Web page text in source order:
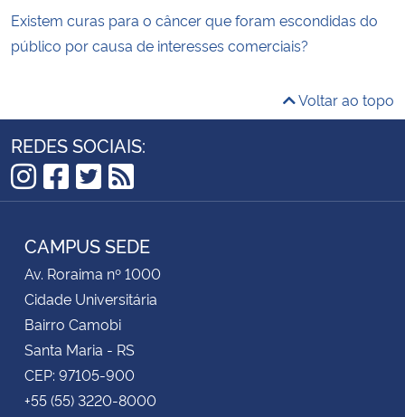
Existem curas para o câncer que foram escondidas do
público por causa de interesses comerciais?
Voltar ao topo
REDES SOCIAIS:
Instagram
Facebook
Twitter
RSS
CAMPUS SEDE
Av. Roraima nº 1000
Cidade Universitária
Bairro Camobi
Santa Maria - RS
CEP: 97105-900
+55 (55) 3220-8000